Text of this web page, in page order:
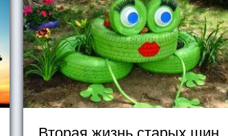
Вторая жизнь старых шин